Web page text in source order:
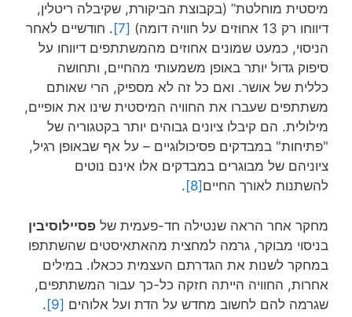
מיסטית מוחלטת” (בקבוצת הביקורת, שקיבלה ריטלין,
דיווחו רק 13 אחוזים על חוויה דומה)
[7]
. חודשיים לאחר
הניסוי, כמעט שמונים אחוזים מהמשתתפים דיווחו על
סיפוק גדול יותר באופן משמעותי מהחיים, ותחושה
כללית של אושר. ואם כל זה לא מספיק, הרי שאותם
משתתפים שעברו את החוויה המיסטית שינו את אופיים,
מילולית. הם קיבלו ציונים גבוהים יותר בקטגוריה של
"פתיחות" במבדקים פסיכולוגיים – על אף שבאופן רגיל,
ציוניהם של מבוגרים במבדקים אלו אינם נוטים
להשתנות לאורך החיים [8]
.
מחקר אחר הראה שנטילה חד-פעמית של פסיילוסיבין
בניסוי מבוקר, גרמה למחצית מהאתאיסטים שהשתתפו
במחקר לשנות את הגדרתם העצמית ככאלו. במילים
אחרות, החוויה הייתה חזקה כל-כך עבור המשתתפים,
שגרמה להם לחשוב מחדש על הדת ועל אלוהים [9]
.